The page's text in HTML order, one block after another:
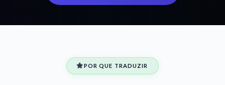
POR QUE TRADUZIR